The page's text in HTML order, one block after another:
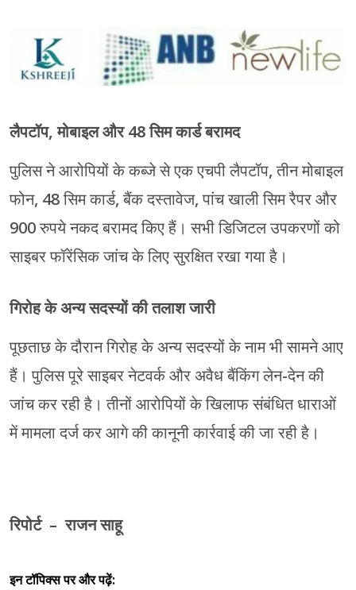
लैपटॉप, मोबाइल और 48 सिम कार्ड बरामद
पुलिस ने आरोपियों के कब्जे से एक एचपी लैपटॉप, तीन मोबाइल
फोन, 48 सिम कार्ड, बैंक दस्तावेज, पांच खाली सिम रैपर और
900 रुपये नकद बरामद किए हैं। सभी डिजिटल उपकरणों को
साइबर फॉरेंसिक जांच के लिए सुरक्षित रखा गया है।
गिरोह के अन्य सदस्यों की तलाश जारी
पूछताछ के दौरान गिरोह के अन्य सदस्यों के नाम भी सामने आए
हैं। पुलिस पूरे साइबर नेटवर्क और अवैध बैंकिंग लेन-देन की
जांच कर रही है। तीनों आरोपियों के खिलाफ संबंधित धाराओं
में मामला दर्ज कर आगे की कानूनी कार्रवाई की जा रही है।
रिपोर्ट – राजन साहू
इन टॉपिक्स पर और पढ़ें: